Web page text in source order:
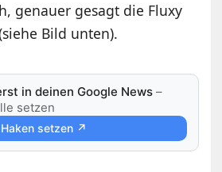
genauer gesagt die Fluxy
Bild unten).
in deinen Google News –
setzen
Haken setzen ↗